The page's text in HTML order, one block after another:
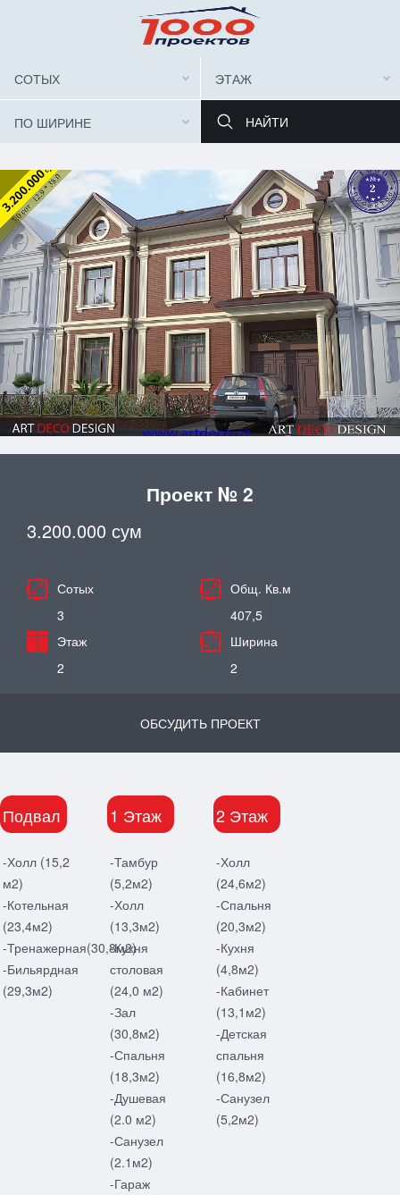
СОТЫХ ЭТАЖ
ПО ШИРИНЕ
Проект № 2
3.200.000 сум
Сотых
3
Общ. Кв.м
407,5
Этаж
2
Ширина
2
ОБСУДИТЬ ПРОЕКТ
Подвал
-Холл (15,2
м2)
-Котельная
(23,4м2)
-Тренажерная(30,8м2)
-Бильярдная
(29,3м2)
1 Этаж
-Тамбур
(5,2м2)
-Холл
(13,3м2)
-Кухня
столовая
(24,0 м2)
-Зал
(30,8м2)
-Спальня
(18,3м2)
-Душевая
(2.0 м2)
-Санузел
(2.1м2)
-Гараж
2 Этаж
-Холл
(24,6м2)
-Спальня
(20,3м2)
-Кухня
(4,8м2)
-Кабинет
(13,1м2)
-Детская
спальня
(16,8м2)
-Санузел
(5,2м2)